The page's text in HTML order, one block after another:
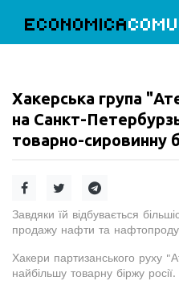
ECONOMICA
Хакерська група
на Санкт-
товарно-сировинну
Завдяки їй відбувається
продажу нафти та
Хакери партизанського руху
найбільшу товарну біржу